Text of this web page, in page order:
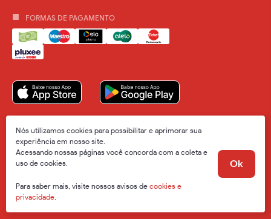
FORMAS DE PAGAMENTO
2026 © Todos os direitos reservados
Nós utilizamos cookies para possibilitar e aprimorar sua
experiência em nosso site.
Acessando nossas páginas você concorda com a coleta e
uso de cookies.
Para saber mais, visite nossos avisos de cookies e
privacidade.
Ok